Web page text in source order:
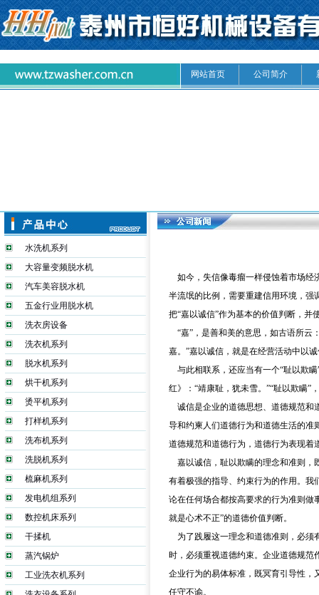
网站首页 公司简介
水洗机系列
大容量变频脱水机
汽车美容脱水机
五金行业用脱水机
洗衣房设备
洗衣机系列
脱水机系列
烘干机系列
烫平机系列
打样机系列
洗布机系列
洗脱机系列
梳麻机系列
发电机组系列
数控机床系列
干揉机
蒸汽锅炉
工业洗衣机系列
如今，失信像毒瘤一样侵蚀着市场经
半流氓的比例，需要重建信用环境，强
把“嘉以诚信”作为基本的价值判断，并
“嘉”，是善和美的意思，如古语所云
嘉。”嘉以诚信，就是在经营活动中以
与此相联系，还应当有一个“耻以欺
红》：“靖康耻，犹未雪。”“耻以欺瞒
诚信是企业的道德思想、道德规范和
导和约柬人们道德行为和道德生活的准
道德规范和道德行为，道德行为表现着
嘉以诚信，耻以欺瞒的理念和准则，
有着极强的指导、约束行为的作用。我
论在任何场合都按高要求的行为准则做
就是心术不正”的道德价值判断。
为了践履这一理念和道德准则，必
时，必须重视道德约束。企业道德规
企业行为的易体标准，既冥育引导性，
任守不谕。